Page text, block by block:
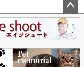
ペー
ジト
ップ
へ